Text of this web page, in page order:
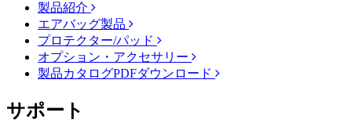
製品紹介
エアバッグ製品
プロテクター/パッド
オプション・アクセサリー
製品カタログPDFダウンロード
サポート